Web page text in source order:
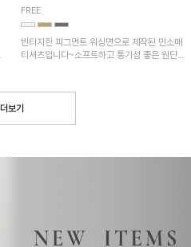
FREE
빈티지한 피그먼트 워싱면으로 제작된 민소매
티셔츠입니다~소프트하고 통기성 좋은 원단
더보기